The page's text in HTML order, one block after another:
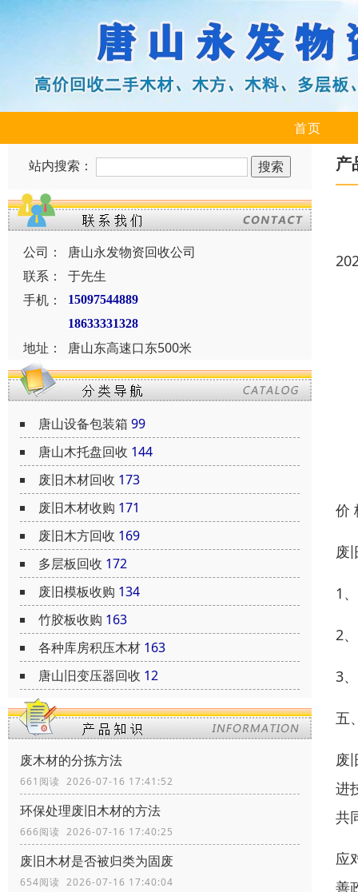
首页
站内搜索：
公司：
唐山永发物资回收公司
联系：
于先生
手机：
15097544889
18633331328
地址： 唐山东高速口东500米
唐山设备包装箱 99
唐山木托盘回收 144
废旧木材回收 173
废旧木材收购 171
废旧木方回收 169
多层板回收 172
废旧模板收购 134
竹胶板收购 163
各种库房积压木材 163
唐山旧变压器回收 12
废木材的分拣方法
661阅读 2026-07-16 17:41:52
环保处理废旧木材的方法
666阅读 2026-07-16 17:40:25
废旧木材是否被归类为固废
654阅读 2026-07-16 17:40:04
产
价
废
1
2
3
五
废
进
共
应
善